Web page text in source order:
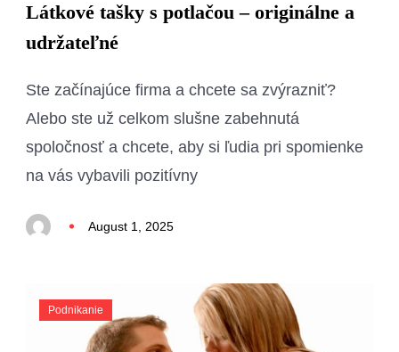
Látkové tašky s potlačou – originálne a
udržateľné
Ste začínajúce firma a chcete sa zvýrazniť?
Alebo ste už celkom slušne zabehnutá
spoločnosť a chcete, aby si ľudia pri spomienke
na vás vybavili pozitívny
August 1, 2025
Podnikanie